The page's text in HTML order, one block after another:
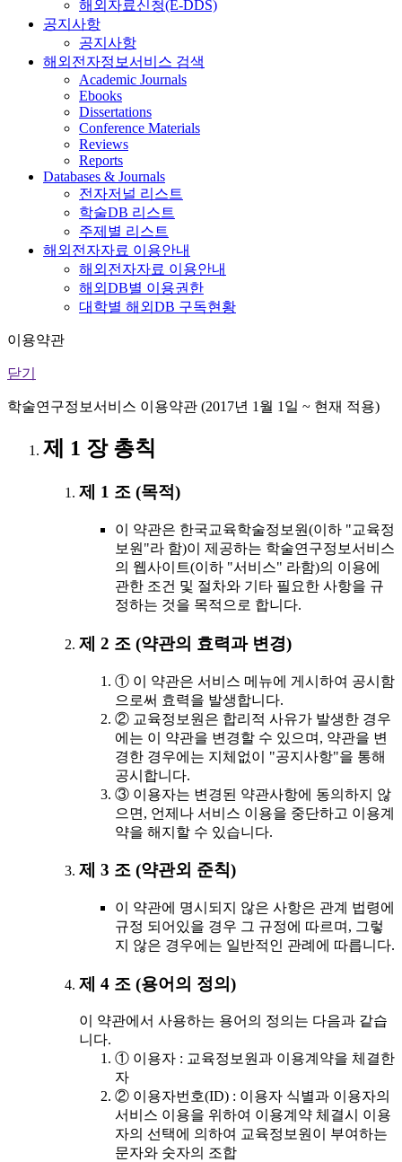
해외자료신청(E-DDS)
공지사항
공지사항
해외전자정보서비스 검색
Academic Journals
Ebooks
Dissertations
Conference Materials
Reviews
Reports
Databases & Journals
전자저널 리스트
학술DB 리스트
주제별 리스트
해외전자자료 이용안내
해외전자자료 이용안내
해외DB별 이용권한
대학별 해외DB 구독현황
이용약관
닫기
학술연구정보서비스 이용약관 (2017년 1월 1일 ~ 현재 적용)
제 1 장 총칙
제 1 조 (목적)
이 약관은 한국교육학술정보원(이하 "교육정
보원"라 함)이 제공하는 학술연구정보서비스
의 웹사이트(이하 "서비스" 라함)의 이용에
관한 조건 및 절차와 기타 필요한 사항을 규
정하는 것을 목적으로 합니다.
제 2 조 (약관의 효력과 변경)
① 이 약관은 서비스 메뉴에 게시하여 공시함
으로써 효력을 발생합니다.
② 교육정보원은 합리적 사유가 발생한 경우
에는 이 약관을 변경할 수 있으며, 약관을 변
경한 경우에는 지체없이 "공지사항"을 통해
공시합니다.
③ 이용자는 변경된 약관사항에 동의하지 않
으면, 언제나 서비스 이용을 중단하고 이용계
약을 해지할 수 있습니다.
제 3 조 (약관외 준칙)
이 약관에 명시되지 않은 사항은 관계 법령에
규정 되어있을 경우 그 규정에 따르며, 그렇
지 않은 경우에는 일반적인 관례에 따릅니다.
제 4 조 (용어의 정의)
이 약관에서 사용하는 용어의 정의는 다음과 같습
니다.
① 이용자 : 교육정보원과 이용계약을 체결한
자
② 이용자번호(ID) : 이용자 식별과 이용자의
서비스 이용을 위하여 이용계약 체결시 이용
자의 선택에 의하여 교육정보원이 부여하는
문자와 숫자의 조합